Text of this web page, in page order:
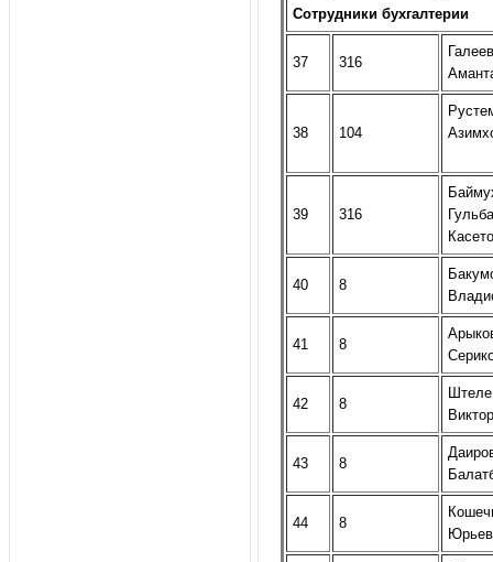
Сотрудники бухгалтерии
37 316
38 104
39 316
40 8
41 8
42 8
43 8
44 8